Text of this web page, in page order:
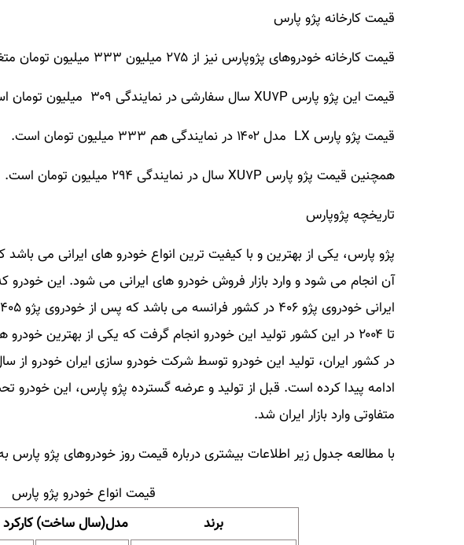
قیمت کارخانه پژو پارس
قیمت کارخانه خودروهای پژوپارس نیز از ۲۷۵ میلیون ۳۳۳ میلیون تومان متغیر است.
قیمت این پژو پارس XU۷P سال سفارشی در نمایندگی ۳۰۹ میلیون تومان است.
قیمت پژو پارس LX مدل ۱۴۰۲ در نمایندگی هم ۳۳۳ میلیون تومان است.
همچنین قیمت پژو پارس XU۷P سال در نمایندگی ۲۹۴ میلیون تومان است.
تاریخچه پژوپارس
پژو پارس، یکی از بهترین و با کیفیت ترین انواع خودرو های ایرانی می
آن انجام می شود و وارد بازار فروش خودرو های ایرانی می شود. این خودرو
تا ۲۰۰۴ در این کشور تولید این خودرو انجام گرفت که یکی از بهترین
ادامه پیدا کرده است. قبل از تولید و عرضه گسترده پژو پارس، این خودرو
متفاوتی وارد بازار ایران شد.
با مطالعه جدول زیر اطلاعات بیشتری درباره قیمت روز خودروهای پژو پارس
قیمت انواع خودرو پژو پارس
برند
مدل(سال ساخت)